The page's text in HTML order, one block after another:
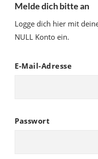
Melde dich bitte an
Logge dich hier mit
NULL Konto ein.
E-Mail-Adresse
Passwort